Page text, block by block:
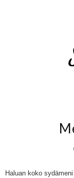
Haluan koko